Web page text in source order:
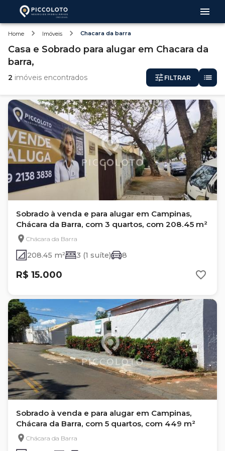
Home Imóveis Chacara da barra
Casa e Sobrado para alugar em Chacara da
barra,
2 imóveis encontrados FILTRAR
Sobrado à venda e para alugar em Campinas,
Chácara da Barra, com 3 quartos, com 208.45 m²
Chácara da Barra
208.45 m² 3 (1 suíte) 8
R$ 15.000
Sobrado à venda e para alugar em Campinas,
Chácara da Barra, com 5 quartos, com 449 m²
Chácara da Barra